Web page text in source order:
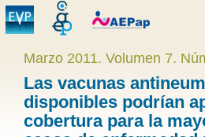
Marzo 2011. Volumen 7.
Las vacunas
disponibles podrían
cobertura para la